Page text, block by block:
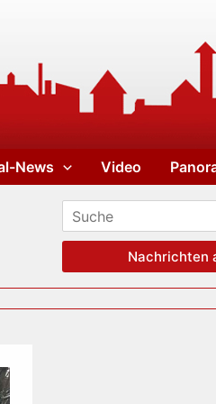
News Video
Nachrichten